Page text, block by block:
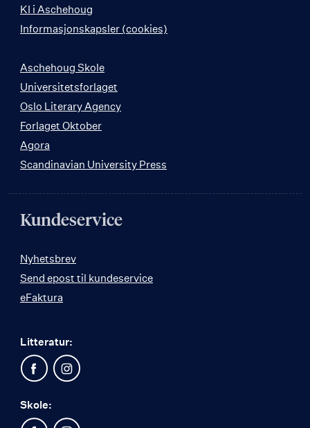
KI i Aschehoug
Informasjonskapsler (cookies)
Aschehoug Skole
Universitetsforlaget
Oslo Literary Agency
Forlaget Oktober
Agora
Scandinavian University Press
Kundeservice
Nyhetsbrev
Send epost til kundeservice
eFaktura
Litteratur:
Skole: